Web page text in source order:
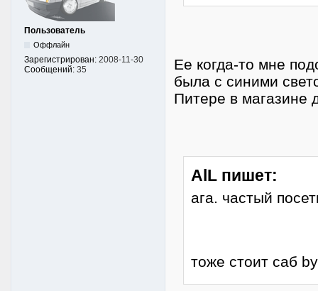
Пользователь
Оффлайн
Зарегистрирован: 2008-11-30
Сообщений: 35
Ее когда-то мне
была с синими
Питере в магазине
AlL пишет:
ага. частый
тоже стоит саб